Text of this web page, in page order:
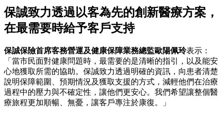
保誠致力透過以客為先的創新醫療方案，
在最需要時給予客戶支持
保誠保險首席客務營運及健康保障業務總監歐陽佩玲表示：
「當市民面對健康問題時，最需要的是清晰的指引，以及能安
心地獲取所需的協助。保誠致力透過明確的資訊，向患者清楚
說明保障範圍、預期情況及獲取支援的方式，減輕他們在治療
過程中的壓力與不確定性，讓他們更安心。我們希望讓整個醫
療旅程更加順暢、無憂，讓客戶專注於康復。」